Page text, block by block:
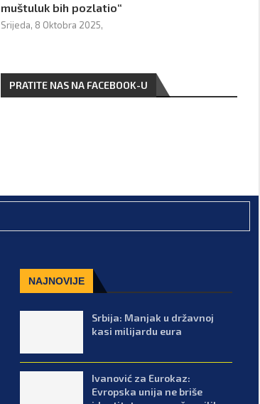
muštuluk bih pozlatio“
Srijeda, 8 Oktobra 2025,
PRATITE NAS NA FACEBOOK-U
NAJNOVIJE
Srbija: Manjak u državnoj
kasi milijardu eura
Ivanović za Eurokaz:
Evropska unija ne briše